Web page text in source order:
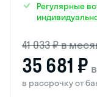
Регулярные
41 033 ₽ в
35 681 ₽
в рассрочку от